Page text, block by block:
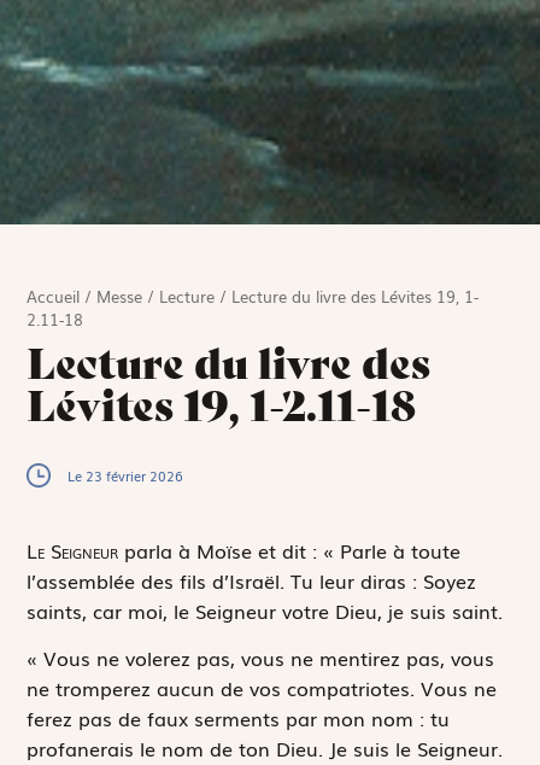
Accueil / Messe / Lecture / Lecture du livre des Lévites 19, 1-
2.11-18
Lecture du livre des
Lévites 19, 1-2.11-18
Le 23 février 2026
Le Seigneur parla à Moïse et dit : « Parle à toute
l’assemblée des fils d’Israël. Tu leur diras : Soyez
saints, car moi, le Seigneur votre Dieu, je suis saint.
« Vous ne volerez pas, vous ne mentirez pas, vous
ne tromperez aucun de vos compatriotes. Vous ne
ferez pas de faux serments par mon nom : tu
profanerais le nom de ton Dieu. Je suis le Seigneur.